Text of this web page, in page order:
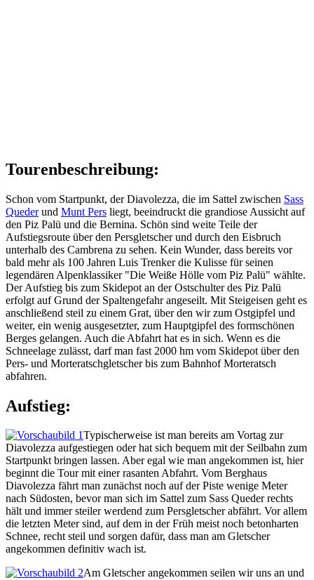
Tourenbeschreibung:
Schon vom Startpunkt, der Diavolezza, die im Sattel zwischen Sass
Quederund Munt Pers liegt, beeindruckt die grandiose Aussicht auf
den Piz Palü und die Bernina. Schön sind weite Teile der
Aufstiegsroute über den Persgletscher und durch den Eisbruch
unterhalb des Cambrena zu sehen. Kein Wunder, dass bereits vor
bald mehr als 100 Jahren Luis Trenker die Kulisse für seinen
legendären Alpenklassiker "Die Weiße Hölle vom Piz Palü" wählte.
Der Aufstieg bis zum Skidepot an der Ostschulter des Piz Palü
erfolgt auf Grund der Spaltengefahr angeseilt. Mit Steigeisen geht es
anschließend steil zu einem Grat, über den wir zum Ostgipfel und
weiter, ein wenig ausgesetzter, zum Hauptgipfel des formschönen
Berges gelangen. Auch die Abfahrt hat es in sich. Wenn es die
Schneelage zulässt, darf man fast 2000 hm vom Skidepot über den
Pers- und Morteratschgletscher bis zum Bahnhof Morteratsch
abfahren.
Aufstieg:
Typischerweise ist man bereits am Vortag zur
Diavolezza aufgestiegen oder hat sich bequem mit der Seilbahn zum
Startpunkt bringen lassen. Aber egal wie man angekommen ist, hier
beginnt die Tour mit einer rasanten Abfahrt. Vom Berghaus
Diavolezza fährt man zunächst noch auf der Piste wenige Meter
nach Südosten, bevor man sich im Sattel zum Sass Queder rechts
hält und immer steiler werdend zum Persgletscher abfährt. Vor allem
die letzten Meter sind, auf dem in der Früh meist noch betonharten
Schnee, recht steil und sorgen dafür, dass man am Gletscher
angekommen definitiv wach ist.
Am Gletscher angekommen seilen wir uns an und